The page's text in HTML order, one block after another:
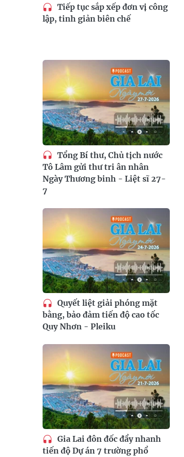
Tiếp tục sắp xếp đơn vị công
lập, tinh giản biên chế
Tổng Bí thư, Chủ tịch nước
Tô Lâm gửi thư tri ân nhân
Ngày Thương binh - Liệt sĩ 27-
7
Quyết liệt giải phóng mặt
bằng, bảo đảm tiến độ cao tốc
Quy Nhơn - Pleiku
Gia Lai đôn đốc đẩy nhanh
tiến độ Dự án 7 trường phổ